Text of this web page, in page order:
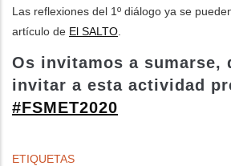
Las reflexiones del 1º diálogo ya se
artículo de El SALTO
Os invitamos a sumarse,
invitar a esta actividad
#FSMET2020
ETIQUETAS